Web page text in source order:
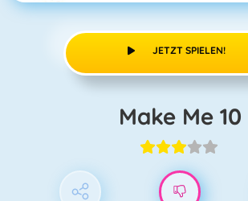
JETZT SPIELEN!
Make Me 10